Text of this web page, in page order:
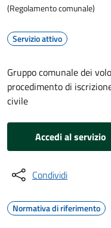
(Regolamento comunale)
Servizio attivo
Gruppo comunale dei
procedimento di
civile
Accedi al servizio
Condividi
Normativa di riferimento